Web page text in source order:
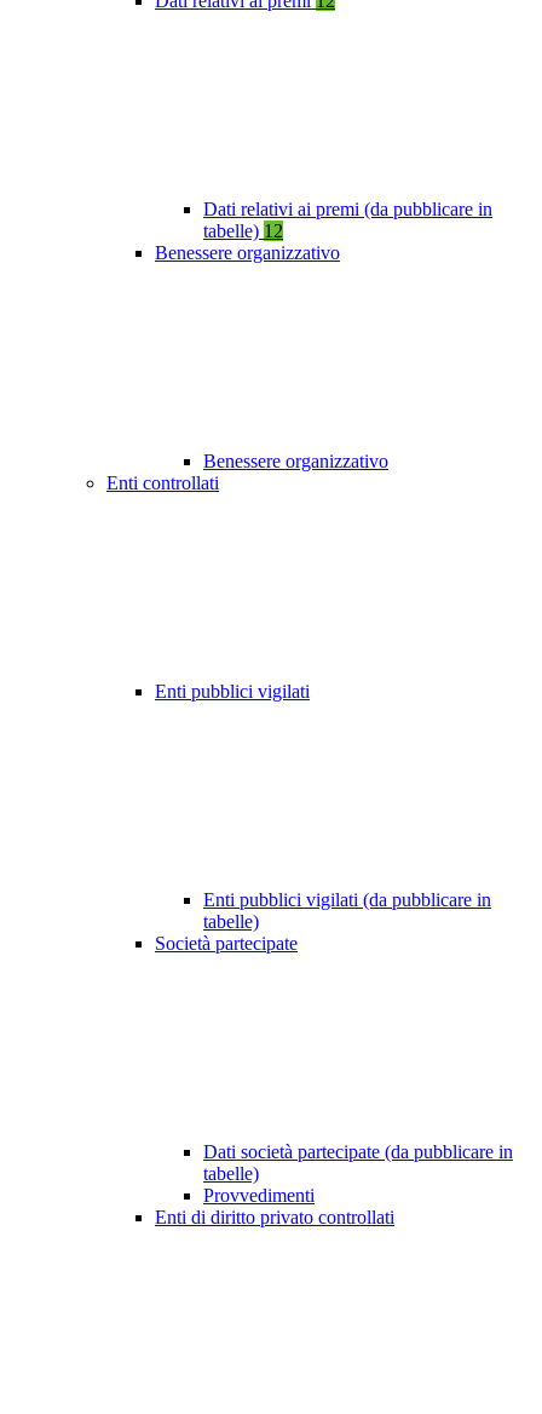
Dati relativi ai premi (da pubblicare in
tabelle) 12
Benessere organizzativo
Benessere organizzativo
Enti controllati
Enti pubblici vigilati
Enti pubblici vigilati (da pubblicare in
tabelle)
Società partecipate
Dati società partecipate (da pubblicare in
tabelle)
Provvedimenti
Enti di diritto privato controllati